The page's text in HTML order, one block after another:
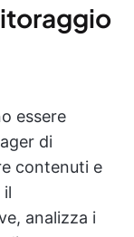
essere
di
contenuti e
il
analizza i